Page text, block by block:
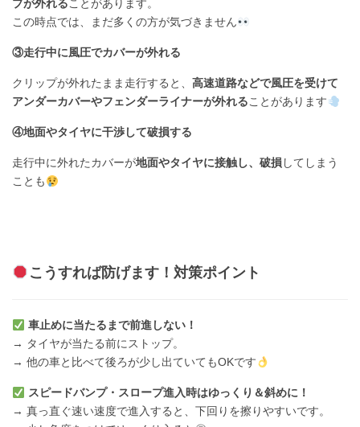
プが外れることがあります。
この時点では、まだ多くの方が気づきません
③走行中に風圧でカバーが外れる
クリップが外れたまま走行すると、 高速道路などで風圧を受けて
アンダーカバーやフェンダーライナーが外れることがあります
④地面やタイヤに干渉して破損する
走行中に外れたカバーが地面やタイヤに接触し、破損してしまう
ことも
こうすれば防げます！対策ポイント
車止めに当たるまで前進しない！
→ タイヤが当たる前にストップ。
→ 他の車と比べて後ろが少し出ていてもOKです
スピードバンプ・スロープ進入時はゆっくり＆斜めに！
→ 真っ直ぐ速い速度で進入すると、下回りを擦りやすいです。